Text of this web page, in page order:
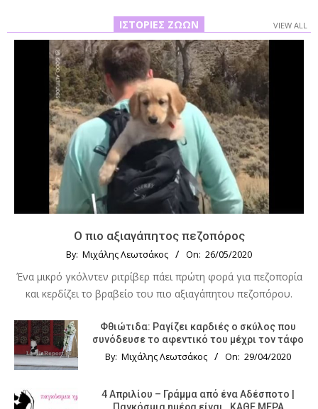
ΙΣΤΟΡΊΕΣ ΖΏΩΝ VIEW ALL
Ο πιο αξιαγάπητος πεζοπόρος
By: Μιχάλης Λεωτσάκος On: 26/05/2020
Ένα μικρό γκόλντεν ριτρίβερ πάει πρώτη φορά για πεζοπορία
και κερδίζει το βραβείο του πιο αξιαγάπητου πεζοπόρου.
Φθιώτιδα: Ραγίζει καρδιές ο σκύλος που
συνόδευσε το αφεντικό του μέχρι τον τάφο
By: Μιχάλης Λεωτσάκος On: 29/04/2020
4 Απριλίου – Γράμμα από ένα Αδέσποτο |